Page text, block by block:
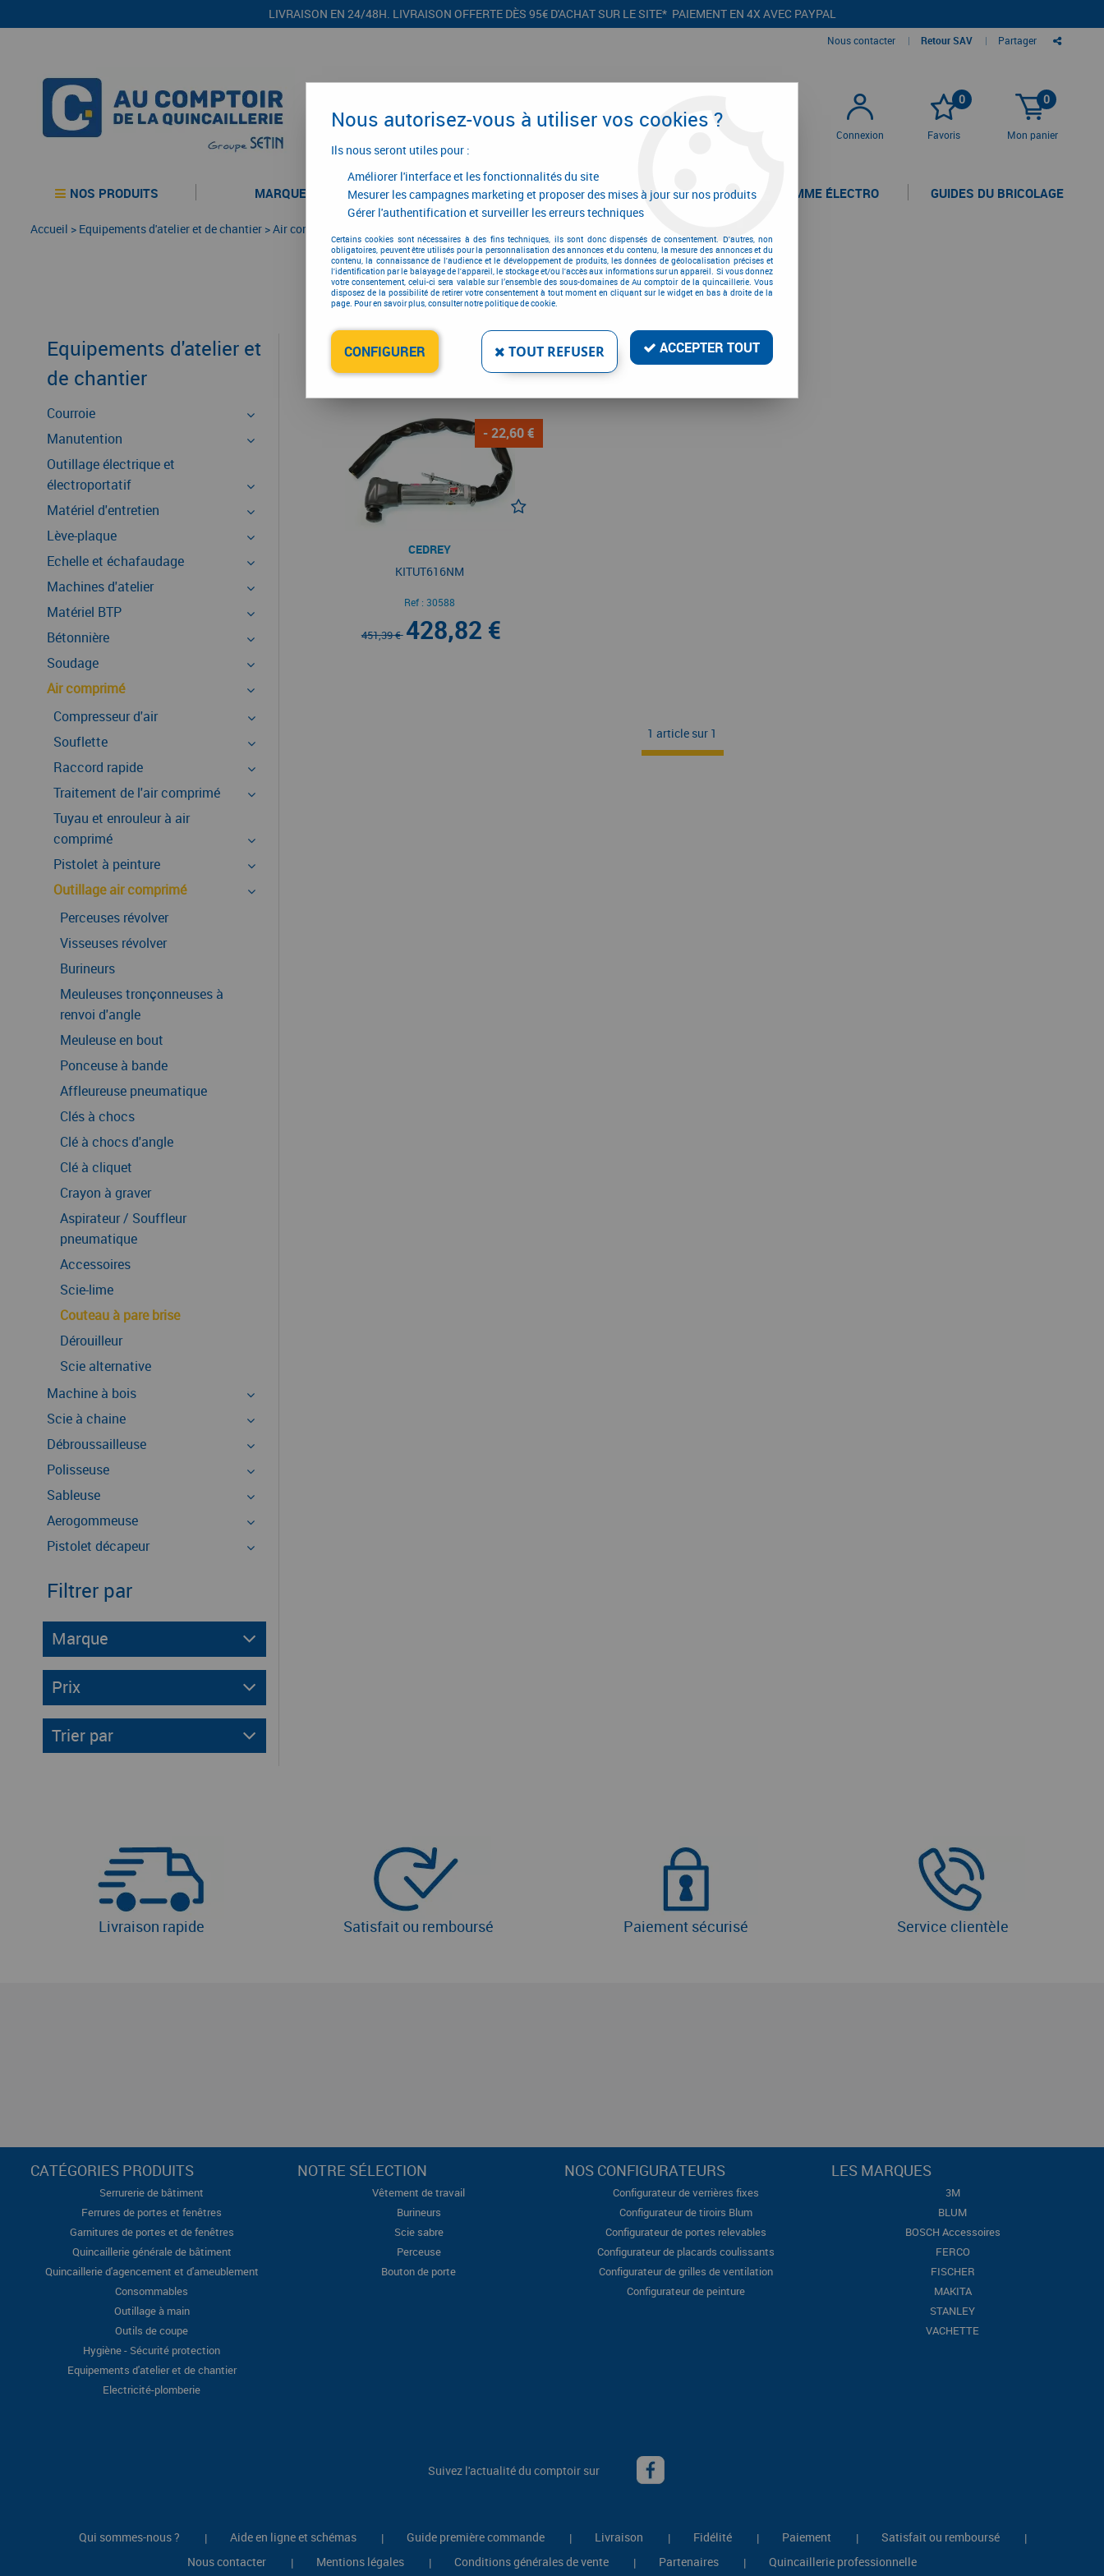
LIVRAISON EN 24/48H. LIVRAISON OFFERTE DÈS 95€ D'ACHAT SUR LE SITE* PAIEMENT EN 4X AVEC PAYPAL
Nous contacter | Retour SAV | Partager
Connexion
0
Favoris
0
Mon panier
NOS PRODUITS MARQUES CONFIGURATEURS PROMOTIONS LA GAMME ÉLECTRO GUIDES DU BRICOLAGE
Accueil > Equipements d'atelier et de chantier >Air comprimé
Couteau à pare brise
Equipements d'atelier et
de chantier
Courroie
Manutention
Outillage électrique et
électroportatif
Matériel d'entretien
Lève-plaque
Echelle et échafaudage
Machines d'atelier
Matériel BTP
Bétonnière
Soudage
Air comprimé
Compresseur d'air
Souflette
Raccord rapide
Traitement de l'air comprimé
Tuyau et enrouleur à air
comprimé
Pistolet à peinture
Outillage air comprimé
Perceuses révolver
Visseuses révolver
Burineurs
Meuleuses tronçonneuses à
renvoi d'angle
Meuleuse en bout
Ponceuse à bande
Affleureuse pneumatique
Clés à chocs
Clé à chocs d'angle
Clé à cliquet
Crayon à graver
Aspirateur / Souffleur
pneumatique
Accessoires
Scie-lime
Couteau à pare brise
Dérouilleur
Scie alternative
Machine à bois
Scie à chaine
Débroussailleuse
Polisseuse
Sableuse
Aerogommeuse
Pistolet décapeur
Filtrer par
Marque
Prix
Trier par
1 article sur1
- 22,60 €
CEDREY
KITUT616NM
Ref :30588
451,39 € 428,82 €
1 article sur 1
Livraison rapide Satisfait ou remboursé Paiement sécurisé Service clientèle
CATÉGORIES PRODUITS
Serrurerie de bâtiment
Ferrures de portes et fenêtres
Garnitures de portes et de fenêtres
Quincaillerie générale de bâtiment
Quincaillerie d'agencement et d'ameublement
Consommables
Outillage à main
Outils de coupe
Hygiène - Sécurité protection
Equipements d'atelier et de chantier
Electricité-plomberie
NOTRE SÉLECTION
Vêtement de travail
Burineurs
Scie sabre
Perceuse
Bouton de porte
NOS CONFIGURATEURS
Configurateur de verrières fixes
Configurateur de tiroirs Blum
Configurateur de portes relevables
Configurateur de placards coulissants
Configurateur de grilles de ventilation
Configurateur de peinture
LES MARQUES
3M
BLUM
BOSCH Accessoires
FERCO
FISCHER
MAKITA
STANLEY
VACHETTE
Suivez l'actualité du comptoir sur
Qui sommes-nous ? | Aide en ligne et schémas | Guide première commande | Livraison | Fidélité | Paiement | Satisfait ou remboursé
|
Nous contacter
| Mentions légales | Conditions générales de vente | Partenaires | Quincaillerie professionnelle
Nous autorisez-vous à utiliser vos cookies ?
Ils nous seront utiles pour :
Améliorer l'interface et les fonctionnalités du site
Mesurer les campagnes marketing et proposer des mises à jour sur nos produits
Gérer l'authentification et surveiller les erreurs techniques
Certains cookies sont nécessaires à des fins techniques, ils sont donc dispensés de consentement. D'autres, non
obligatoires, peuvent être utilisés pour la personnalisation des annonces et du contenu, la mesure des annonces et du
contenu, la connaissance de l'audience et le développement de produits, les données de géolocalisation précises et
l'identification par le balayage de l'appareil, le stockage et/ou l'accès aux informations sur un appareil. Si vous donnez
votre consentement, celui-ci sera valable sur l’ensemble des sous-domaines de Au comptoir de la quincaillerie. Vous
disposez de la possibilité de retirer votre consentement à tout moment en cliquant sur le widget en bas à droite de la
page. Pour en savoir plus, consulter notre politique de cookie.
CONFIGURER TOUT REFUSER ACCEPTER TOUT